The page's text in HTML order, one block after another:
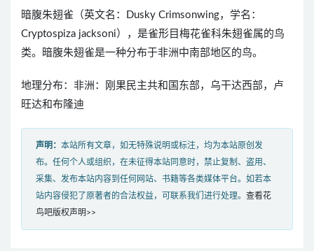
暗腹朱翅雀（英文名：Dusky Crimsonwing，学名：
Cryptospiza jacksoni），是雀形目梅花雀科朱翅雀属的鸟
类。暗腹朱翅雀是一种分布于非洲中南部地区的鸟。
地理分布：非洲：刚果民主共和国东部，乌干达西部，卢
旺达和布隆迪
声明： 本站所有文章，如无特殊说明或标注，均为本站原创发
布。任何个人或组织，在未征得本站同意时，禁止复制、盗用、
采集、发布本站内容到任何网站、书籍等各类媒体平台。如若本
站内容侵犯了原著者的合法权益，可联系我们进行处理。 查看花
鸟吧版权声明>>